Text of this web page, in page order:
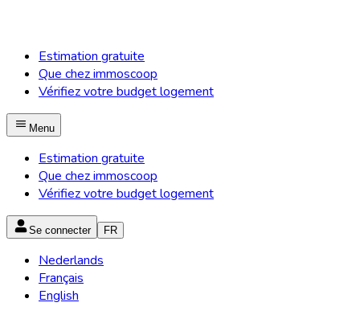
Estimation gratuite
Que chez immoscoop
Vérifiez votre budget logement
Menu
Estimation gratuite
Que chez immoscoop
Vérifiez votre budget logement
Se connecter FR
Nederlands
Français
English